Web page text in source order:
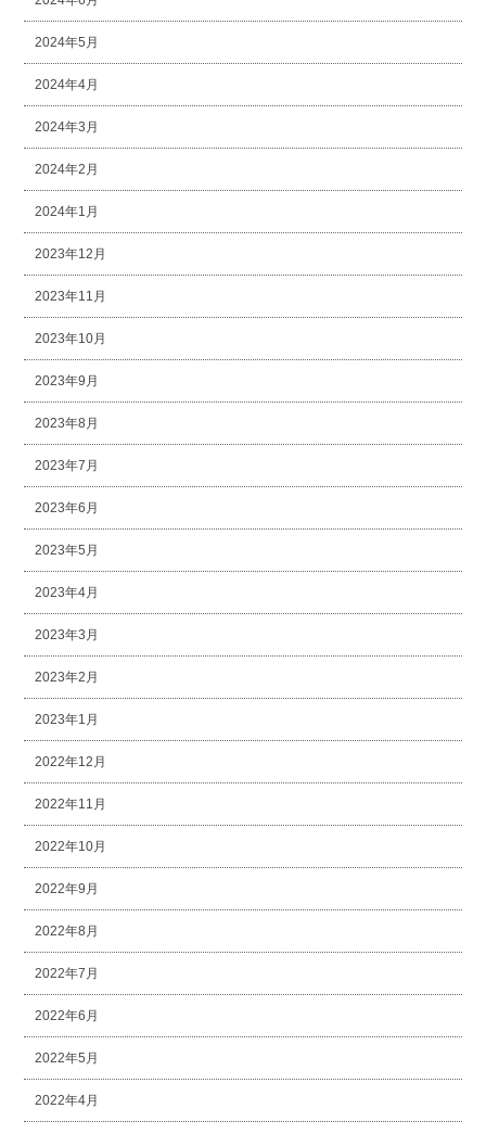
2024年5月
2024年4月
2024年3月
2024年2月
2024年1月
2023年12月
2023年11月
2023年10月
2023年9月
2023年8月
2023年7月
2023年6月
2023年5月
2023年4月
2023年3月
2023年2月
2023年1月
2022年12月
2022年11月
2022年10月
2022年9月
2022年8月
2022年7月
2022年6月
2022年5月
2022年4月